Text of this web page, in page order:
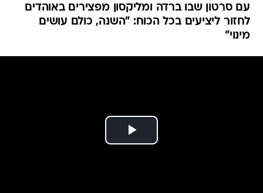
עם סרטון שבו ברדה ומליקסון מפצירים באוהדים
לחזור ליציעים בכל הכוח: "השנה, כולם עושים
מינוי"